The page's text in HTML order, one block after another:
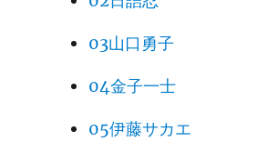
03山口勇子
04金子一士
05伊藤サカエ